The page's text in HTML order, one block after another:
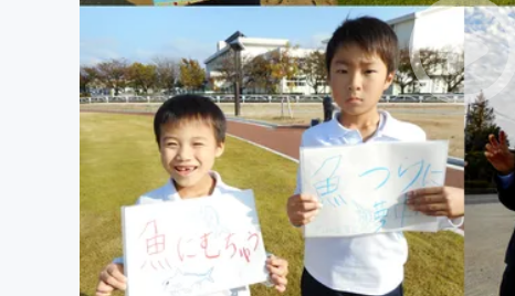
まちづくり・地域活性化